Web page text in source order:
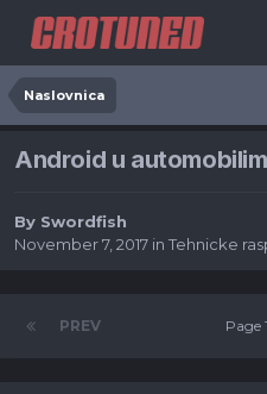
Naslovnica
Android u
By Swordfish
November 7, 2017 in Tehnicke
PREV Page